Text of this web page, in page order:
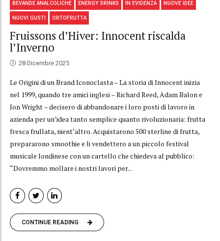
BEVANDE ANALCOLICHE ENERGY DRINKS IN EVIDENZA NUOVE IDEE
NUOVI GUSTI ORTOFRUTTA
Fruissons d’Hiver: Innocent riscalda
l’Inverno
28 Dicembre 2025
Le Origini di un Brand Iconoclasta – La storia di Innocent inizia
nel 1999, quando tre amici inglesi – Richard Reed, Adam Balon e
Jon Wright – decisero di abbandonare i loro posti di lavoro in
azienda per un’idea tanto semplice quanto rivoluzionaria: frutta
fresca frullata, nient’altro. Acquistarono 500 sterline di frutta,
prepararono smoothie e li vendettero a un piccolo festival
musicale londinese con un cartello che chiedeva al pubblico:
“Dovremmo mollare i nostri lavori per...
CONTINUE READING